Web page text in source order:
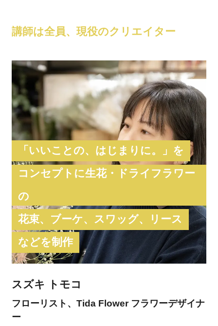
講師は全員、現役のクリエイター
「いいことの、はじまりに。」を
コンセプトに生花・ドライフラワー
の
花束、ブーケ、スワッグ、リース
などを制作
スズキ トモコ
フローリスト、Tida Flower フラワーデザイナ
ー